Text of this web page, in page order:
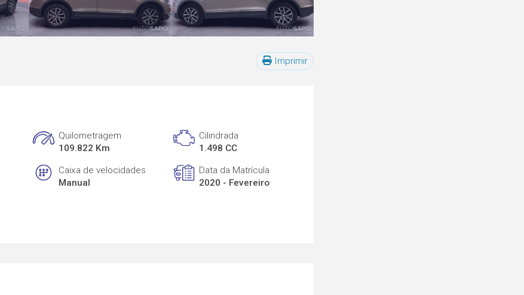
Imprimir
Quilometragem
109.822 Km
Cilindrada
1.498 CC
Caixa de velocidades
Manual
Data da Matrícula
2020 - Fevereiro